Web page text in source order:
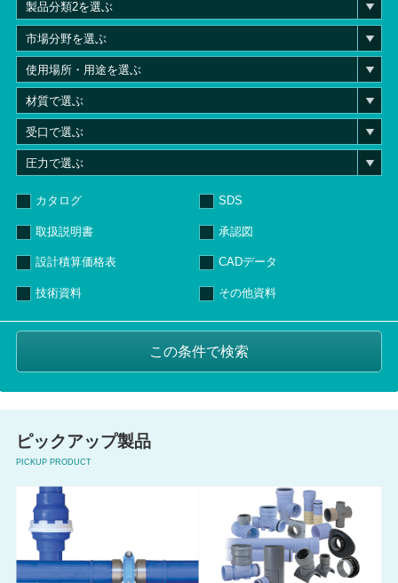
カタログ SDS
取扱説明書 承認図
設計積算価格表 CADデータ
技術資料 その他資料
ピックアップ製品
PICKUP PRODUCT